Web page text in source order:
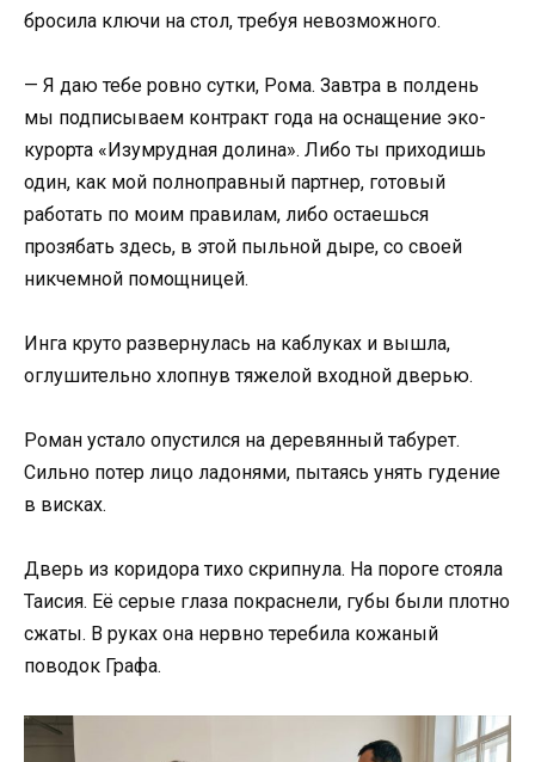
бросила ключи на стол, требуя невозможного.
— Я даю тебе ровно сутки, Рома. Завтра в полдень
мы подписываем контракт года на оснащение эко-
курорта «Изумрудная долина». Либо ты приходишь
один, как мой полноправный партнер, готовый
работать по моим правилам, либо остаешься
прозябать здесь, в этой пыльной дыре, со своей
никчемной помощницей.
Инга круто развернулась на каблуках и вышла,
оглушительно хлопнув тяжелой входной дверью.
Роман устало опустился на деревянный табурет.
Сильно потер лицо ладонями, пытаясь унять гудение
в висках.
Дверь из коридора тихо скрипнула. На пороге стояла
Таисия. Её серые глаза покраснели, губы были плотно
сжаты. В руках она нервно теребила кожаный
поводок Графа.